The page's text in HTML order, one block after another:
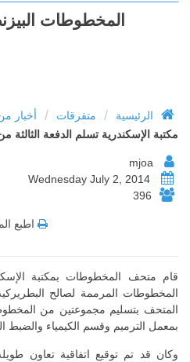
المخطوطات
الرئيسية / متفرقات / أخبار من
مكتبة الإسكندرية تسلم الدفعة الثالثة
mjoa
Wednesday July 2, 2014
396
اطبع
قام متحف المخطوطات بمكتبة
المخطوطات المرممة لصالح البطريركية
المتحف بتسليم مجموعتين من
بمعمل الترميم وقسم الكيمياء والضبط
وكان قد تم توقيع اتفاقية تعاون طويلة